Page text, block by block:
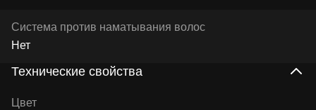
Система против наматывания волос
Нет
Технические свойства
Цвет